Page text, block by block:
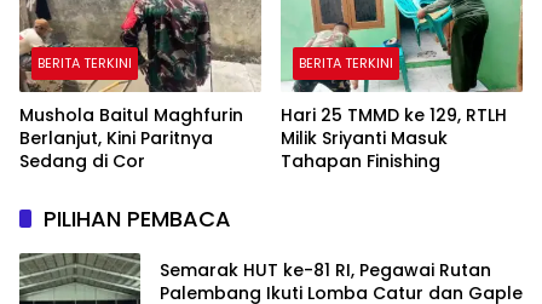
BERITA TERKINI
Mushola Baitul Maghfurin
Berlanjut, Kini Paritnya
Sedang di Cor
BERITA TERKINI
Hari 25 TMMD ke 129, RTLH
Milik Sriyanti Masuk
Tahapan Finishing
PILIHAN PEMBACA
Semarak HUT ke-81 RI, Pegawai Rutan
Palembang Ikuti Lomba Catur dan Gaple